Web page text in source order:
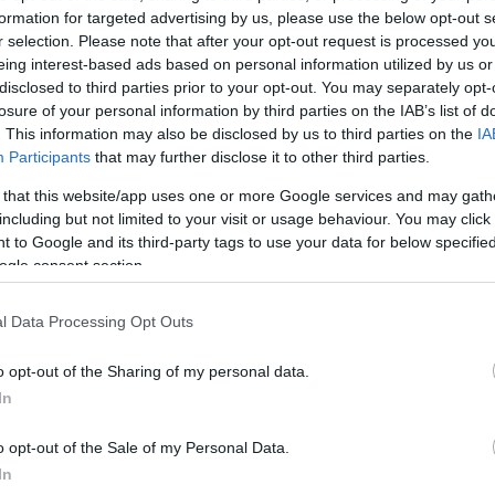
for targeted advertising by us, please use the below opt-out
selection. Please note that after your opt-out request is processed
interest-based ads based on personal information utilized by us
to third parties prior to your opt-out. You may separately
of your personal information by third parties on the IAB’s list of
This information may also be disclosed by us to third parties on the
Participants that may further disclose it to other third parties.
that this website/app uses one or more Google services and may
but not limited to your visit or usage behaviour. You may
to Google and its third-party tags to use your data for below
consent section.
Data Processing Opt Outs
opt-out of the Sharing of my personal data.
opt-out of the Sale of my Personal Data.
επήλθε διαγραφή μέρους ή του συνόλου των
ή άλλους οργανισμούς στο πλαίσιο εξωδικαστικού
η απαλλαγή από τον φόρο εισοδήματος
πράγματι συντελείται η εν λόγω διαγραφή.
πρόκειται ουσιαστικά για επαναφορά σχετικής
τέλη του 2020 και αφορά φόρο εισοδήματος που
και εφεξής.